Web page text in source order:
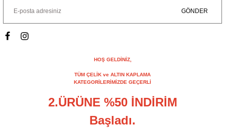
GÖNDER
HOŞ GELDİNİZ,
TÜM ÇELİK ve ALTIN KAPLAMA
KATEGORİLERİMİZDE GEÇERLİ
2.ÜRÜNE %50 İNDİRİM
Başladı.